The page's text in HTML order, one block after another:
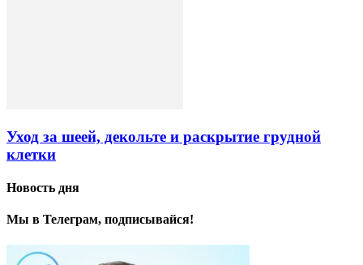
Уход за шеей, декольте и раскрытие грудной
клетки
Новость дня
Мы в Телеграм, подписывайся!